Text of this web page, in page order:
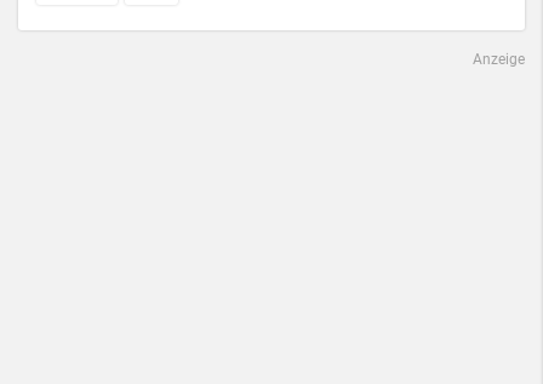
Anzeige